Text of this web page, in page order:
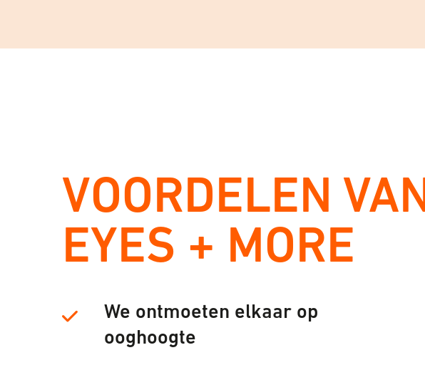
VOORDELEN
EYES + MORE
We ontmoeten elkaar op
ooghoogte